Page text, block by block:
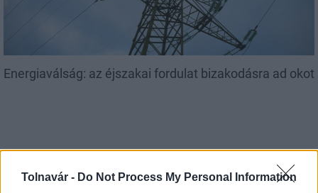
Tolnavár - Do Not Process My Personal Information
Energiaválság: az éjszakai fordulat bizakodásra ad okot
Aktuális